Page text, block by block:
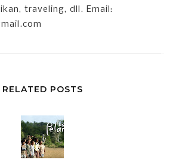
traveling, dll. Email:
RELATED POSTS